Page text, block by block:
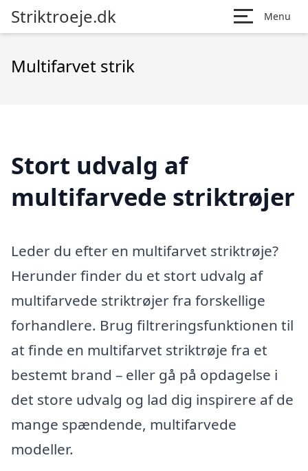
Striktroeje.dk Menu
Multifarvet strik
Stort udvalg af
multifarvede striktrøjer
Leder du efter en multifarvet striktrøje?
Herunder finder du et stort udvalg af
multifarvede striktrøjer fra forskellige
forhandlere. Brug filtreringsfunktionen til
at finde en multifarvet striktrøje fra et
bestemt brand – eller gå på opdagelse i
det store udvalg og lad dig inspirere af de
mange spændende, multifarvede
modeller.